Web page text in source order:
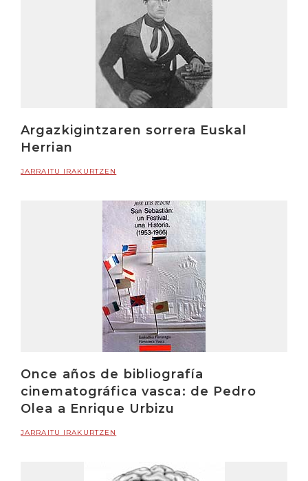
Argazkigintzaren sorrera Euskal
Herrian
JARRAITU IRAKURTZEN
Once años de bibliografía
cinematográfica vasca: de Pedro
Olea a Enrique Urbizu
JARRAITU IRAKURTZEN